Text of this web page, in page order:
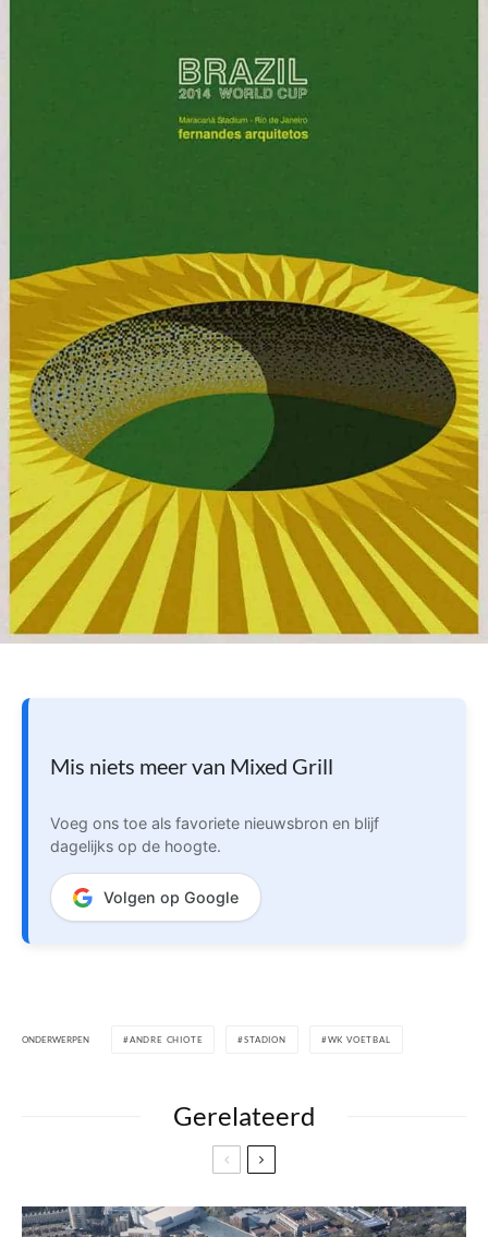
Mis niets meer van Mixed Grill
Voeg ons toe als favoriete nieuwsbron en blijf
dagelijks op de hoogte.
Volgen op Google
ONDERWERPEN ANDRE CHIOTE STADION WK VOETBAL
Gerelateerd